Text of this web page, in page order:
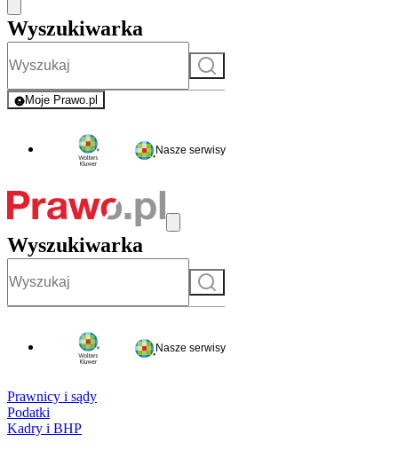
Wyszukiwarka
Szukaj
Moje Prawo.pl
- rejestracja i logowanie do serwisu
Nasze serwisy
Wyszukiwarka
Szukaj
Nasze serwisy
Prawnicy i sądy
Podatki
Kadry i BHP